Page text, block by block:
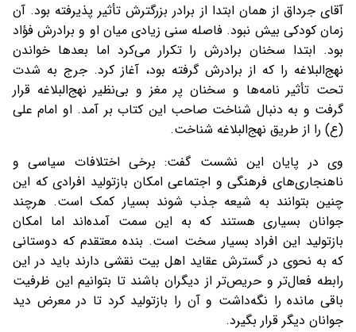
آقای جرداق از همان ابتدا از برادر بزرگترش تأثیر پذیرفته بود. آن
زمان کودکی بیش نبود. فاصله سنی زیادی میان او و برادرش فؤاد
بود. ابتدا سخنان برادرش را تکرار می‌کرد اما بعدها خواندن
نهج‌البلاغه را كه از برادرش گرفته بود، آغاز کرد. جرج به‌ شدت
تحت تأثیر نامه‌ها و سخنان پر مغز و بی‌نظیر نهج‌البلاغه قرار
گرفت و به‌ دنبال شناخت صاحب این كتاب بر آمد. او امام علی
(ع) را از طریق نهج‌البلاغه شناخت.
وی در پایان این نشست گفت: برخی اختلافات سیاسی و
ناهنجاری‌های فرهنگی و اجتماعی امکان بازتولید افرادی که این
چنین بتوانند به شیعه جذب شوند بسیار کمک است. هرچند
جوانان بسیاری هستند که به این سمت آمده‌اند اما امکان
بازتولید این افراد بسیار سخت است. بنده معتقدم که دوستانی
که به نحوی در گسترش عقاید اهل بیت نقشی دارند باید در این
رابطه فعال‌تر و حریص‌تر از دیگران باشند تا بتوانیم این ظرفیت
باقی مانده را نگه‌داشت و آن را بازتولید کرد تا در معرض دید
جوانان دیگر قرار بگیرد.